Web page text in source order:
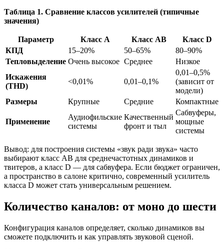
Таблица 1. Сравнение классов усилителей (типичные
значения)
Параметр Класс A Класс AB
Класс D
КПД
15–20% 50–65%
80–90%
Тепловыделение Очень высокое Среднее
Низкое
Искажения
(THD)
<0,01% 0,01–0,1%
0,01–0,5%
(зависит от
модели)
Размеры
Крупные Средние Компактные
Применение
Аудиофильские
системы
Качественный
фронт и тыл
Сабвуферы,
мощные
системы
Вывод: для построения системы «звук ради звука» часто
выбирают класс AB для среднечастотных динамиков и
твитеров, а класс D — для сабвуфера. Если бюджет ограничен,
а пространство в салоне критично, современный усилитель
класса D может стать универсальным решением.
Количество каналов: от моно до шести
Конфигурация каналов определяет, сколько динамиков вы
сможете подключить и как управлять звуковой сценой.